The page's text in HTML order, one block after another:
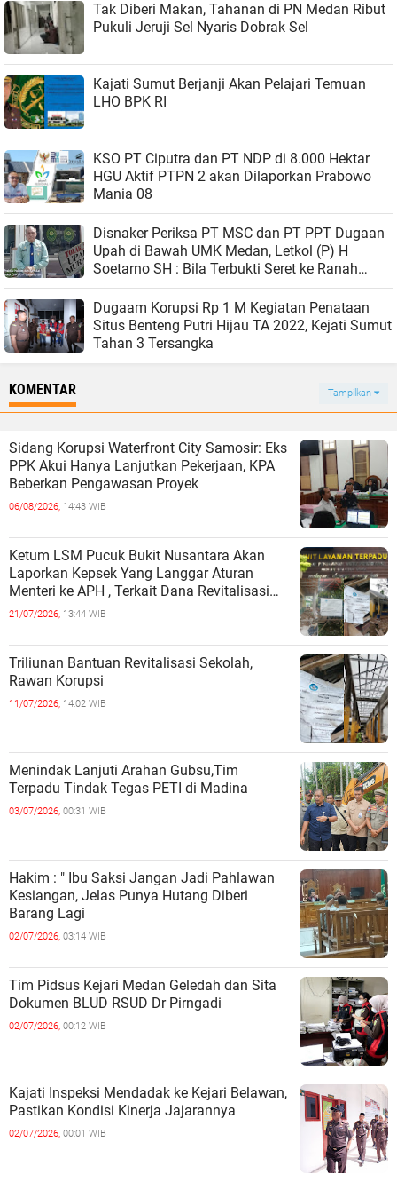
Tak Diberi Makan, Tahanan di PN Medan Ribut
Pukuli Jeruji Sel Nyaris Dobrak Sel
Kajati Sumut Berjanji Akan Pelajari Temuan
LHO BPK RI
KSO PT Ciputra dan PT NDP di 8.000 Hektar
HGU Aktif PTPN 2 akan Dilaporkan Prabowo
Mania 08
Disnaker Periksa PT MSC dan PT PPT Dugaan
Upah di Bawah UMK Medan, Letkol (P) H
Soetarno SH : Bila Terbukti Seret ke Ranah
Hukum
Dugaam Korupsi Rp 1 M Kegiatan Penataan
Situs Benteng Putri Hijau TA 2022, Kejati Sumut
Tahan 3 Tersangka
KOMENTAR Tampilkan
Sidang Korupsi Waterfront City Samosir: Eks
PPK Akui Hanya Lanjutkan Pekerjaan, KPA
Beberkan Pengawasan Proyek
06/08/2026, 14:43 WIB
Ketum LSM Pucuk Bukit Nusantara Akan
Laporkan Kepsek Yang Langgar Aturan
Menteri ke APH , Terkait Dana Revitalisasi
Sekolah
21/07/2026, 13:44 WIB
Triliunan Bantuan Revitalisasi Sekolah,
Rawan Korupsi
11/07/2026, 14:02 WIB
Menindak Lanjuti Arahan Gubsu,Tim
Terpadu Tindak Tegas PETI di Madina
03/07/2026, 00:31 WIB
Hakim : " Ibu Saksi Jangan Jadi Pahlawan
Kesiangan, Jelas Punya Hutang Diberi
Barang Lagi
02/07/2026, 03:14 WIB
Tim Pidsus Kejari Medan Geledah dan Sita
Dokumen BLUD RSUD Dr Pirngadi
02/07/2026, 00:12 WIB
Kajati Inspeksi Mendadak ke Kejari Belawan,
Pastikan Kondisi Kinerja Jajarannya
02/07/2026, 00:01 WIB